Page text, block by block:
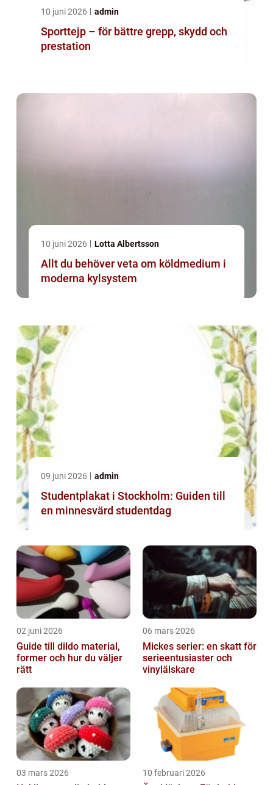
10 juni 2026 admin
Sporttejp – för bättre grepp, skydd och
prestation
10 juni 2026 Lotta Albertsson
Allt du behöver veta om köldmedium i
moderna kylsystem
09 juni 2026 admin
Studentplakat i Stockholm: Guiden till
en minnesvärd studentdag
02 juni 2026
Guide till dildo material,
former och hur du väljer
rätt
06 mars 2026
Mickes serier: en skatt för
serieentusiaster och
vinylälskare
03 mars 2026 10 februari 2026